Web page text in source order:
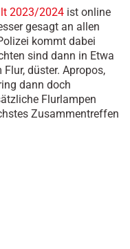
2023/2024 ist online
gesagt an allen
kommt dabei
sind dann in Etwa
düster. Apropos,
dann doch
Flurlampen
Zusammentreffen